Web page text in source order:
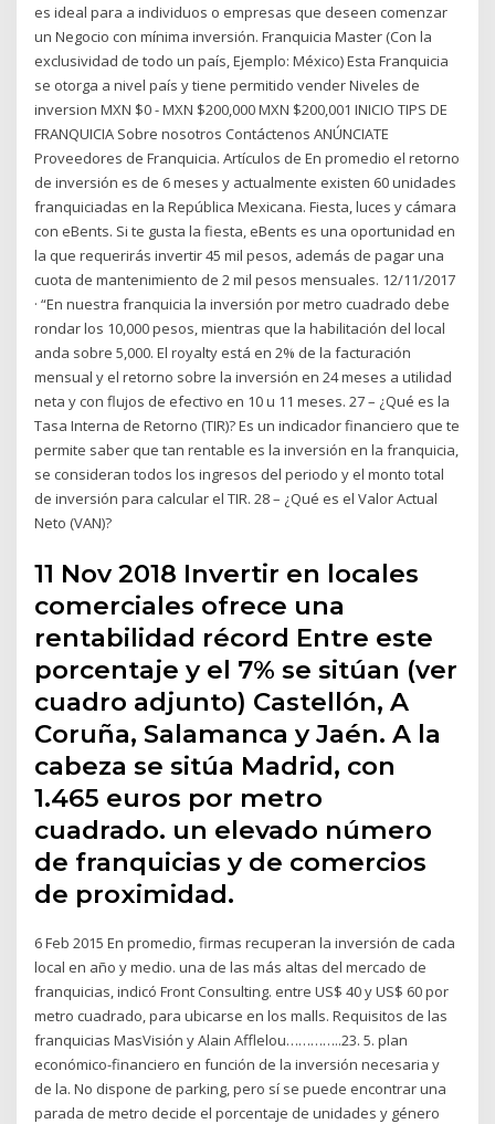
es ideal para a individuos o empresas que deseen comenzar
un Negocio con mínima inversión. Franquicia Master (Con la
exclusividad de todo un país, Ejemplo: México) Esta Franquicia
se otorga a nivel país y tiene permitido vender Niveles de
inversion MXN $0 - MXN $200,000 MXN $200,001 INICIO TIPS DE
FRANQUICIA Sobre nosotros Contáctenos ANÚNCIATE
Proveedores de Franquicia. Artículos de En promedio el retorno
de inversión es de 6 meses y actualmente existen 60 unidades
franquiciadas en la República Mexicana. Fiesta, luces y cámara
con eBents. Si te gusta la fiesta, eBents es una oportunidad en
la que requerirás invertir 45 mil pesos, además de pagar una
cuota de mantenimiento de 2 mil pesos mensuales. 12/11/2017
· “En nuestra franquicia la inversión por metro cuadrado debe
rondar los 10,000 pesos, mientras que la habilitación del local
anda sobre 5,000. El royalty está en 2% de la facturación
mensual y el retorno sobre la inversión en 24 meses a utilidad
neta y con flujos de efectivo en 10 u 11 meses. 27 – ¿Qué es la
Tasa Interna de Retorno (TIR)? Es un indicador financiero que te
permite saber que tan rentable es la inversión en la franquicia,
se consideran todos los ingresos del periodo y el monto total
de inversión para calcular el TIR. 28 – ¿Qué es el Valor Actual
Neto (VAN)?
11 Nov 2018 Invertir en locales
comerciales ofrece una
rentabilidad récord Entre este
porcentaje y el 7% se sitúan (ver
cuadro adjunto) Castellón, A
Coruña, Salamanca y Jaén. A la
cabeza se sitúa Madrid, con
1.465 euros por metro
cuadrado. un elevado número
de franquicias y de comercios
de proximidad.
6 Feb 2015 En promedio, firmas recuperan la inversión de cada
local en año y medio. una de las más altas del mercado de
franquicias, indicó Front Consulting. entre US$ 40 y US$ 60 por
metro cuadrado, para ubicarse en los malls. Requisitos de las
franquicias MasVisión y Alain Afflelou…………..23. 5. plan
económico-financiero en función de la inversión necesaria y
de la. No dispone de parking, pero sí se puede encontrar una
parada de metro decide el porcentaje de unidades y género